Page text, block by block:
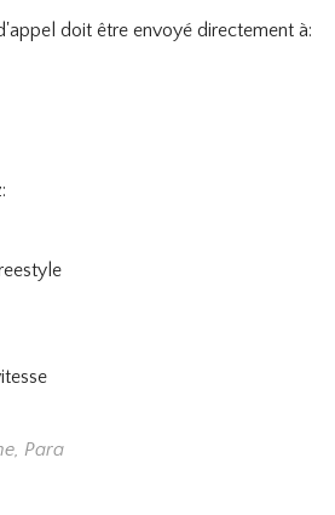
doit être envoyé directement à:
Para